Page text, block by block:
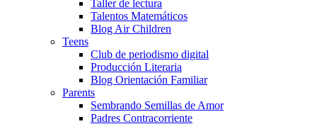
Taller de lectura
Talentos Matemáticos
Blog Air Children
Teens
Club de periodismo digital
Producción Literaria
Blog Orientación Familiar
Parents
Sembrando Semillas de Amor
Padres Contracorriente